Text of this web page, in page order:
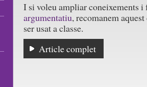
I si voleu ampliar coneixements
argumentatiu, recomanem
ser usat a classe.
Article complet